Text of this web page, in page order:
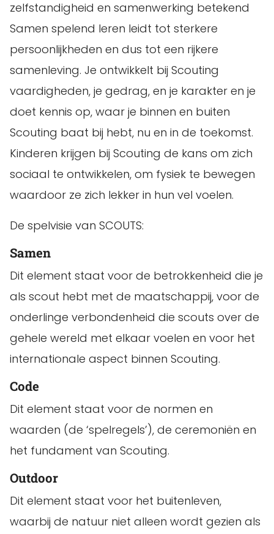
zelfstandigheid en samenwerking betekend
Samen spelend leren leidt tot sterkere
persoonlijkheden en dus tot een rijkere
samenleving. Je ontwikkelt bij Scouting
vaardigheden, je gedrag, en je karakter en je
doet kennis op, waar je binnen en buiten
Scouting baat bij hebt, nu en in de toekomst.
Kinderen krijgen bij Scouting de kans om zich
sociaal te ontwikkelen, om fysiek te bewegen
waardoor ze zich lekker in hun vel voelen.
De spelvisie van SCOUTS:
Samen
Dit element staat voor de betrokkenheid die je
als scout hebt met de maatschappij, voor de
onderlinge verbondenheid die scouts over de
gehele wereld met elkaar voelen en voor het
internationale aspect binnen Scouting.
Code
Dit element staat voor de normen en
waarden (de ‘spelregels’), de ceremoniën en
het fundament van Scouting.
Outdoor
Dit element staat voor het buitenleven,
waarbij de natuur niet alleen wordt gezien als